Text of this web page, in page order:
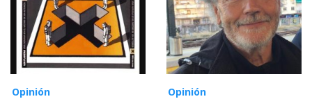
Opinión Opinión